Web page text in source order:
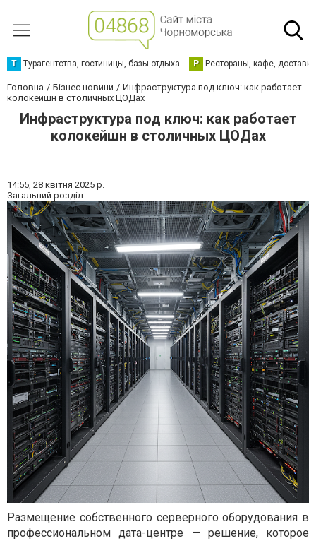
Т Турагентства, гостиницы, базы отдыха Р Рестораны, кафе,
Головна Бізнес новини
Инфраструктура под ключ: как работает
колокейшн в столичных ЦОДах
Инфраструктура под ключ: как работает
колокейшн в столичных ЦОДах
14:55, 28 квітня 2025 р.
Загальний розділ
Размещение собственного серверного оборудования в
профессиональном дата-центре — решение, которое